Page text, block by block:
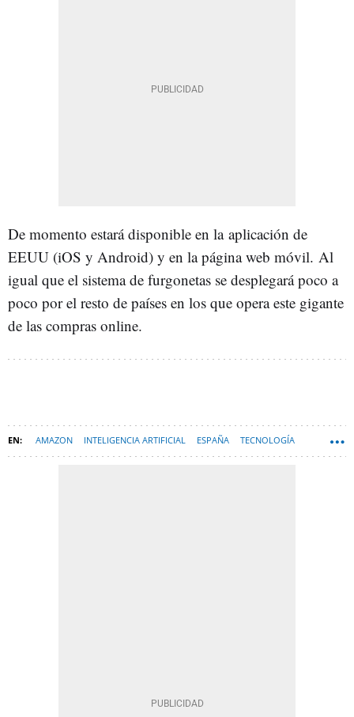
De momento estará disponible en la aplicación de
EEUU (iOS y Android) y en la página web móvil. Al
igual que el sistema de furgonetas se desplegará poco a
poco por el resto de países en los que opera este gigante
de las compras online.
AMAZON INTELIGENCIA ARTIFICIAL ESPAÑA TECNOLOGÍA